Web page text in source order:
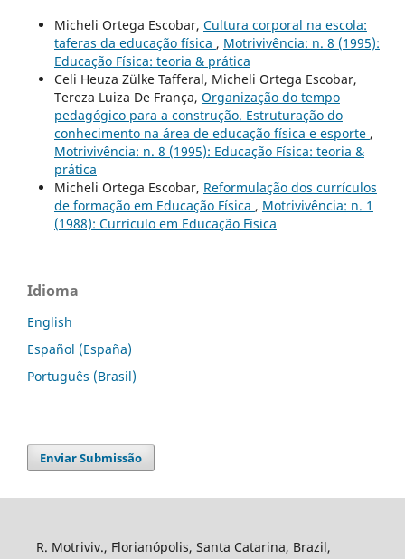
Micheli Ortega Escobar, Cultura corporal na escola:
taferas da educação física , Motrivivência: n. 8 (1995):
Educação Física: teoria & prática
Celi Heuza Zülke Tafferal, Micheli Ortega Escobar,
Tereza Luiza De França, Organização do tempo
pedagógico para a construção. Estruturação do
conhecimento na área de educação física e esporte ,
Motrivivência: n. 8 (1995): Educação Física: teoria &
prática
Micheli Ortega Escobar, Reformulação dos currículos
de formação em Educação Física , Motrivivência: n. 1
(1988): Currículo em Educação Física
Idioma
English
Español (España)
Português (Brasil)
Enviar Submissão
R. Motriviv., Florianópolis, Santa Catarina, Brazil,